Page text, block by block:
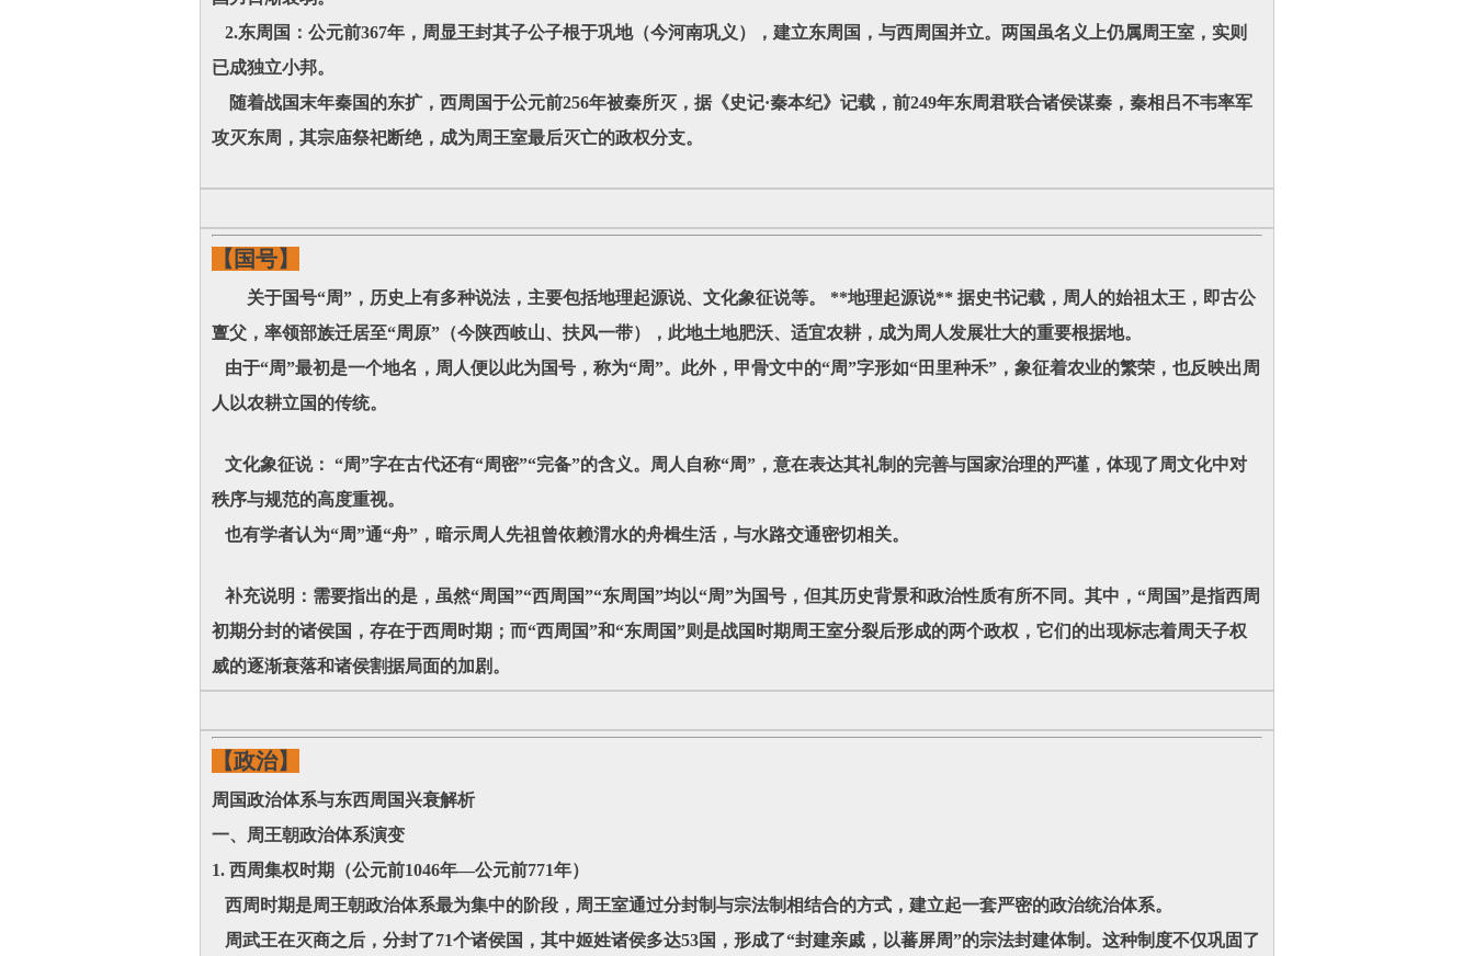
2.东周国：公元前367年，周显王封其子公子根于巩地（今河南巩义），建立东周国，与西周国并立。两国虽名义上仍属周王室，实则
已成独立小邦。
随着战国末年秦国的东扩，西周国于公元前256年被秦所灭，据《史记·秦本纪》记载，前249年东周君联合诸侯谋秦，秦相吕不韦率军
攻灭东周，其宗庙祭祀断绝，成为周王室最后灭亡的政权分支。
【国号】
关于国号“周”，历史上有多种说法，主要包括地理起源说、文化象征说等。 **地理起源说** 据史书记载，周人的始祖太王，即古公
亶父，率领部族迁居至“周原”（今陕西岐山、扶风一带），此地土地肥沃、适宜农耕，成为周人发展壮大的重要根据地。
由于“周”最初是一个地名，周人便以此为国号，称为“周”。此外，甲骨文中的“周”字形如“田里种禾”，象征着农业的繁荣，也反映出周
人以农耕立国的传统。
文化象征说： “周”字在古代还有“周密”“完备”的含义。周人自称“周”，意在表达其礼制的完善与国家治理的严谨，体现了周文化中对
秩序与规范的高度重视。
也有学者认为“周”通“舟”，暗示周人先祖曾依赖渭水的舟楫生活，与水路交通密切相关。
补充说明：需要指出的是，虽然“周国”“西周国”“东周国”均以“周”为国号，但其历史背景和政治性质有所不同。其中，“周国”是指西周
初期分封的诸侯国，存在于西周时期；而“西周国”和“东周国”则是战国时期周王室分裂后形成的两个政权，它们的出现标志着周天子权
威的逐渐衰落和诸侯割据局面的加剧。
【政治】
周国政治体系与东西周国兴衰解析
一、周王朝政治体系演变
1. 西周集权时期（公元前1046年—公元前771年）
西周时期是周王朝政治体系最为集中的阶段，周王室通过分封制与宗法制相结合的方式，建立起一套严密的政治统治体系。
周武王在灭商之后，分封了71个诸侯国，其中姬姓诸侯多达53国，形成了“封建亲戚，以蕃屏周”的宗法封建体制。这种制度不仅巩固了